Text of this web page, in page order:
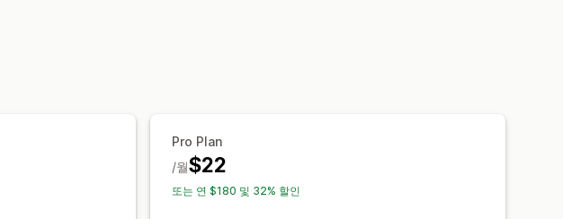
컬렉션 페이지
제품 페이지
Pro Plan
$22
/월
또는 연 $180 및 32% 할인